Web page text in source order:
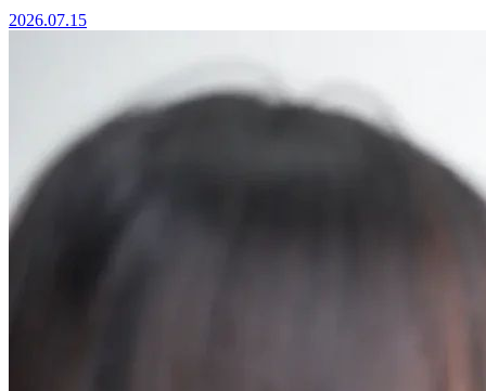
2026.07.15